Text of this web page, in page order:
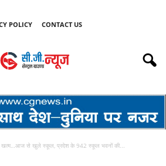
POLICY CONTACT US
खत्म…आज से खुले स्कूल, प्रदेश के 942 स्कूल भवनों की...